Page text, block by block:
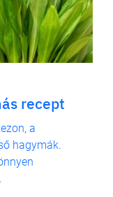
recept
a
hagymák.